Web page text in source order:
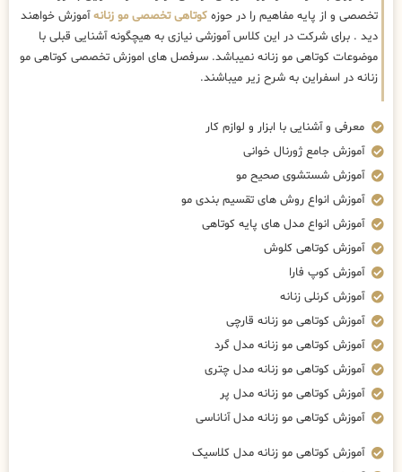
تخصصی و از پایه مفاهیم را در حوزه کوتاهی تخصصی مو زنانهآموزش خواهند
دید . برای شرکت در این کلاس آموزشی نیازی به هیچگونه آشنایی قبلی با
موضوعات کوتاهی مو زنانه نمیباشد. سرفصل های اموزش تخصصی کوتاهی مو
زنانه در اسفراین به شرح زیر میباشند.
معرفی و آشنایی با ابزار و لوازم کار
آموزش جامع ژورنال خوانی
آموزش شستشوی صحیح مو
آموزش انواع روش های تقسیم بندی مو
آموزش انواع مدل های پایه کوتاهی
آموزش کوتاهی کلوش
آموزش کوپ فارا
آموزش کرنلی زنانه
آموزش کوتاهی مو زنانه قارچی
آموزش کوتاهی مو زنانه مدل گرد
آموزش کوتاهی مو زنانه مدل چتری
آموزش کوتاهی مو زنانه مدل پر
آموزش کوتاهی مو زنانه مدل آناناسی
آموزش کوتاهی مو زنانه مدل کلاسیک